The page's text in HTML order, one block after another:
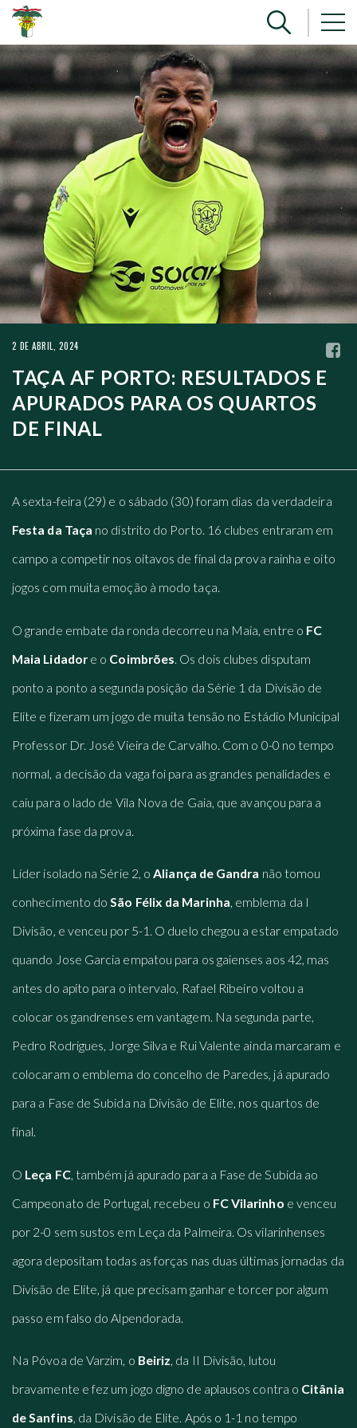
2 DE ABRIL, 2024
TAÇA AF PORTO: RESULTADOS E
APURADOS PARA OS QUARTOS
DE FINAL
A sexta-feira (29) e o sábado (30) foram dias da verdadeira
Festa da Taça no distrito do Porto. 16 clubes entraram em
campo a competir nos oitavos de final da prova rainha e oito
jogos com muita emoção à modo taça.
O grande embate da ronda decorreu na Maia, entre o FC
Maia Lidadore o Coimbrões . Os dois clubes disputam
ponto a ponto a segunda posição da Série 1 da Divisão de
Elite e fizeram um jogo de muita tensão no Estádio Municipal
Professor Dr. José Vieira de Carvalho. Com o 0-0 no tempo
normal, a decisão da vaga foi para as grandes penalidades e
caiu para o lado de Vila Nova de Gaia, que avançou para a
próxima fase da prova.
Líder isolado na Série 2, oAliança de Gandra não tomou
conhecimento doSão Félix da Marinha, emblema da I
Divisão, e venceu por 5-1. O duelo chegou a estar empatado
quando Jose Garcia empatou para os gaienses aos 42, mas
antes do apito para o intervalo, Rafael Ribeiro voltou a
colocar os gandrenses em vantagem. Na segunda parte,
Pedro Rodrigues, Jorge Silva e Rui Valente ainda marcaram e
colocaram o emblema do concelho de Paredes, já apurado
para a Fase de Subida na Divisão de Elite, nos quartos de
final.
O Leça FC, também já apurado para a Fase de Subida ao
Campeonato de Portugal, recebeu o FC Vilarinho e venceu
por 2-0 sem sustos em Leça da Palmeira. Os vilarinhenses
agora depositam todas as forças nas duas últimas jornadas da
Divisão de Elite, já que precisam ganhar e torcer por algum
passo em falso do Alpendorada.
Na Póvoa de Varzim, o Beiriz, da II Divisão, lutou
bravamente e fez um jogo digno de aplausos contra o Citânia
de Sanfins, da Divisão de Elite. Após o 1-1 no tempo